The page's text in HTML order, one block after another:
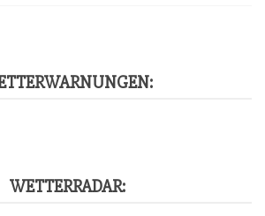
WET­TER­RA­DAR: